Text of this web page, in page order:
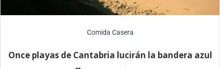
Comida Casera
Once playas de Cantabria lucirán la bandera azul